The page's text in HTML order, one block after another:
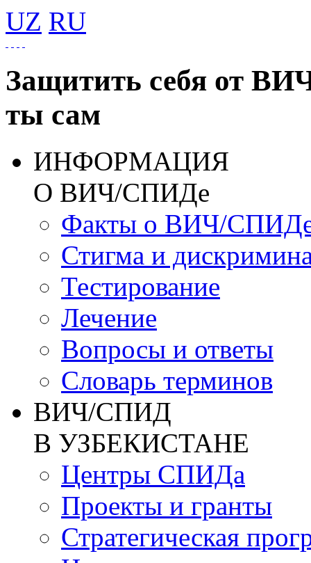
UZ RU
Защитить себя от
ты сам
ИНФОРМАЦИЯ
О ВИЧ/СПИДе
Факты о ВИЧ/
Стигма и
Тестирование
Лечение
Вопросы и ответы
Словарь терминов
ВИЧ/СПИД
В УЗБЕКИСТАНЕ
Центры СПИДа
Проекты и гранты
Стратегическая